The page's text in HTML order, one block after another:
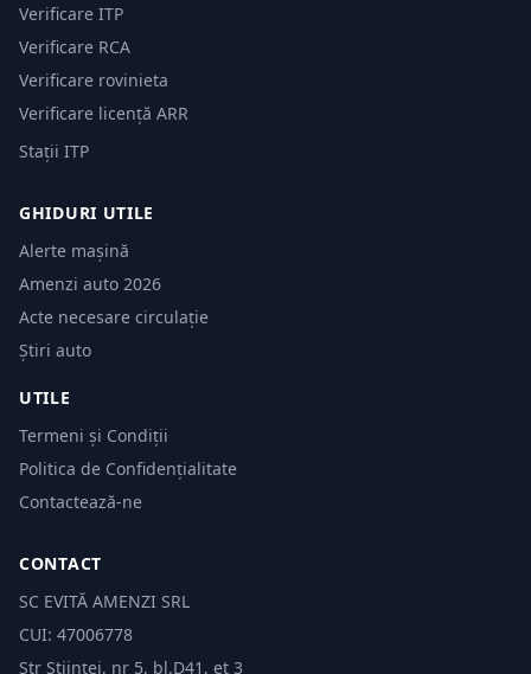
Verificare ITP
Verificare RCA
Verificare rovinieta
Verificare licență ARR
Stații ITP
GHIDURI UTILE
Alerte mașină
Amenzi auto 2026
Acte necesare circulație
Știri auto
UTILE
Termeni și Condiții
Politica de Confidențialitate
Contactează-ne
CONTACT
SC EVITĂ AMENZI SRL
CUI: 47006778
Str Științei, nr 5, bl.D41, et 3